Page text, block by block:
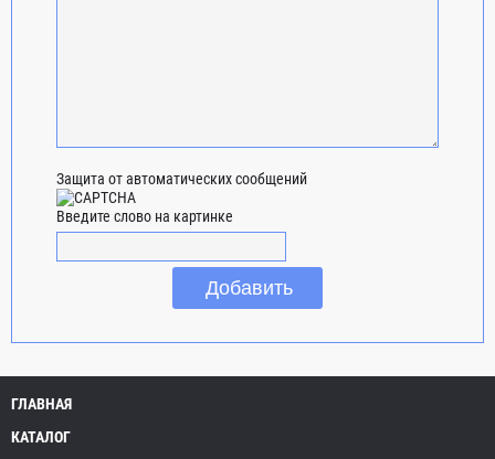
Защита от автоматических сообщений
Введите слово на картинке
ГЛАВНАЯ
КАТАЛОГ